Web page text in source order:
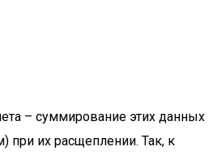
– суммирование этих данных
их расщеплении. Так, к